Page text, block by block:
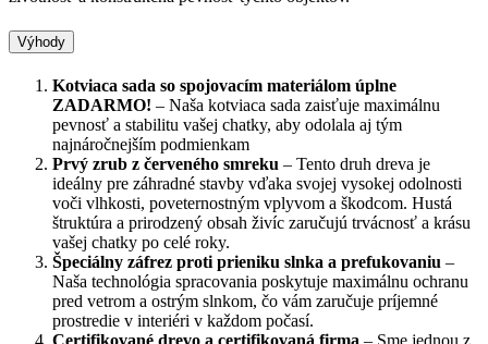
Výhody
Kotviaca sada so spojovacím materiálom úplne
ZADARMO! – Naša kotviaca sada zaisťuje maximálnu
pevnosť a stabilitu vašej chatky, aby odolala aj tým
najnáročnejším podmienkam
Prvý zrub z červeného smreku – Tento druh dreva je
ideálny pre záhradné stavby vďaka svojej vysokej odolnosti
voči vlhkosti, poveternostným vplyvom a škodcom. Hustá
štruktúra a prirodzený obsah živíc zaručujú trvácnosť a krásu
vašej chatky po celé roky.
Špeciálny záfrez proti prieniku slnka a prefukovaniu –
Naša technológia spracovania poskytuje maximálnu ochranu
pred vetrom a ostrým slnkom, čo vám zaručuje príjemné
prostredie v interiéri v každom počasí.
Certifikované drevo a certifikovaná firma – Sme jednou z